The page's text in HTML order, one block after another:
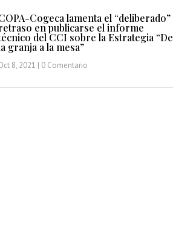
Cogeca lamenta el “deliberado”
en publicarse el informe
del CCI sobre la Estrategia “De
granja a la mesa”
8, 2021 | 0 Comentario